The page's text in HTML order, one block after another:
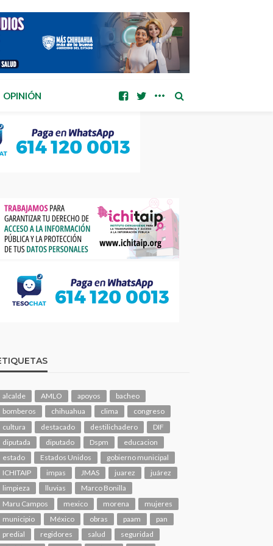
OPINIÓN
alcalde AMLO apoyos
bacheo
bomberos
chihuahua clima
congreso
cultura
destacado destilichadero
DIF
diputada
diputado Dspm
educacion
estado
Estados Unidos
gobierno municipal
ICHITAIP
impas JMAS juarez
juárez
limpieza
lluvias
Marco Bonilla
Maru Campos
mexico morena
mujeres
municipio
México obras paam
pan
predial
regidores salud
seguridad